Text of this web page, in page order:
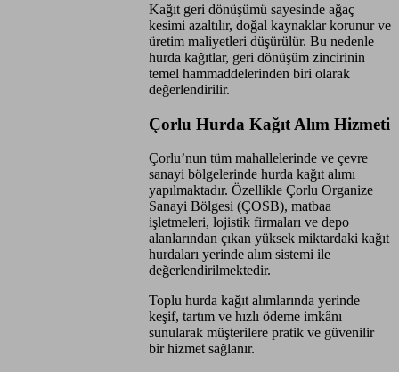
Kağıt geri dönüşümü sayesinde ağaç
kesimi azaltılır, doğal kaynaklar korunur ve
üretim maliyetleri düşürülür. Bu nedenle
hurda kağıtlar, geri dönüşüm zincirinin
temel hammaddelerinden biri olarak
değerlendirilir.
Çorlu Hurda Kağıt Alım Hizmeti
Çorlu’nun tüm mahallelerinde ve çevre
sanayi bölgelerinde hurda kağıt alımı
yapılmaktadır. Özellikle Çorlu Organize
Sanayi Bölgesi (ÇOSB), matbaa
işletmeleri, lojistik firmaları ve depo
alanlarından çıkan yüksek miktardaki kağıt
hurdaları yerinde alım sistemi ile
değerlendirilmektedir.
Toplu hurda kağıt alımlarında yerinde
keşif, tartım ve hızlı ödeme imkânı
sunularak müşterilere pratik ve güvenilir
bir hizmet sağlanır.